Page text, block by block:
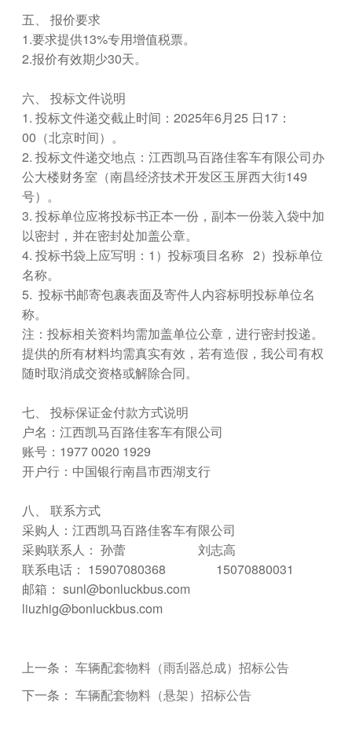
五、 报价要求
1.要求提供13%专用增值税票。
2.报价有效期少30天。
六、 投标文件说明
1. 投标文件递交截止时间：2025年6月25 日17：
00（北京时间）。
2. 投标文件递交地点：江西凯马百路佳客车有限公司办
公大楼财务室（南昌经济技术开发区玉屏西大街149
号）。
3. 投标单位应将投标书正本一份，副本一份装入袋中加
以密封，并在密封处加盖公章。
4. 投标书袋上应写明：1）投标项目名称 2）投标单位
名称。
5. 投标书邮寄包裹表面及寄件人内容标明投标单位名
称。
注：投标相关资料均需加盖单位公章，进行密封投递。
提供的所有材料均需真实有效，若有造假，我公司有权
随时取消成交资格或解除合同。
七、 投标保证金付款方式说明
户名：江西凯马百路佳客车有限公司
账号：1977 0020 1929
开户行：中国银行南昌市西湖支行
八、 联系方式
采购人：江西凯马百路佳客车有限公司
采购联系人： 孙蕾 刘志高
联系电话： 15907080368 15070880031
邮箱： sunl@bonluckbus.com
liuzhig@bonluckbus.com
上一条： 车辆配套物料（雨刮器总成）招标公告
下一条： 车辆配套物料（悬架）招标公告